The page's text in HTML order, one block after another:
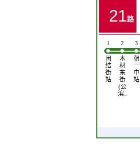
21路
1
团
结
街
站
2
木
材
东
街
(公
滨…
3
朝
一
中
站